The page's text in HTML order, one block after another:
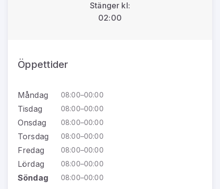
Stänger kl:
02:00
Öppettider
Måndag 08:00–00:00
Tisdag 08:00–00:00
Onsdag 08:00–00:00
Torsdag 08:00–00:00
Fredag 08:00–00:00
Lördag 08:00–00:00
Söndag 08:00–00:00